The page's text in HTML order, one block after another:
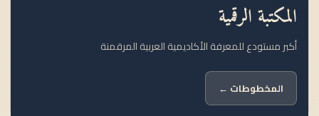
المكتبة الرقمية
أكبر مستودع للمعرفة الأكاديمية العربية المرقمنة
المخطوطات ←